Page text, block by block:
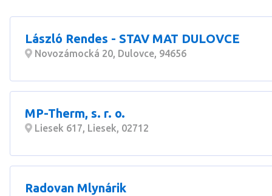
László Rendes - STAV MAT DULOVCE
Novozámocká 20, Dulovce, 94656
MP-Therm, s. r. o.
Liesek 617, Liesek, 02712
Radovan Mlynárik